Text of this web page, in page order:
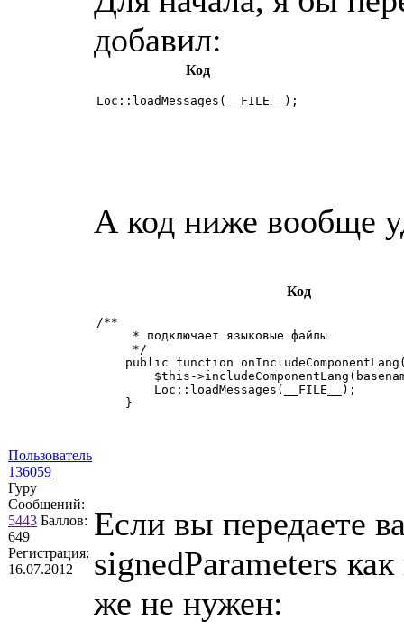
Пользователь
136059
Гуру
Сообщений:
5443 Баллов:
649
Регистрация:
16.07.2012
добавил:
Код
Loc::loadMessages(__FILE__);
А код ниже вообще
Код
/**
* подключает языковые файлы
*/
public function
$this-
Loc::loadMessages(__FILE__);
Если вы передаете
signedParameters
же не нужен: